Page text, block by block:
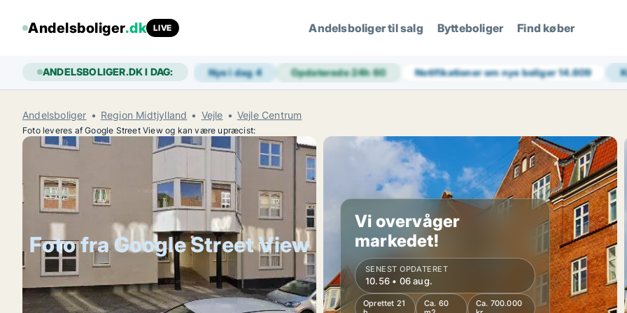
Andelsboliger.dk LIVE Andelsboliger til salg Bytteboliger Find køber
ANDELSBOLIGER.DK I DAG: Nye i dag4 Opdaterede 24h60 Notifikationer om nye boliger14.609
Andelsboliger Region Midtjylland Vejle Vejle Centrum
Foto leveres af Google Street View og kan være upræcist:
Foto fra Google Street View
Vi overvåger
markedet!
SENEST OPDATERET
10.56 • 06 aug.
Oprettet 21
Ca. 60
Ca. 700.000